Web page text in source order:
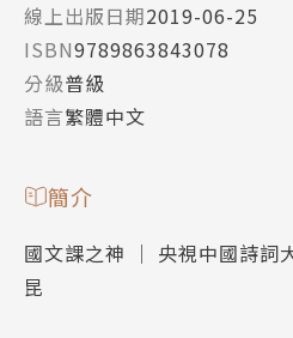
線上出版日期2019-06-25
ISBN9789863843078
分級普級
語言繁體中文
簡介
國文課之神 │ 央視中國詩
昆